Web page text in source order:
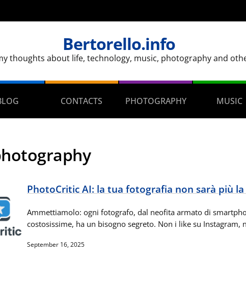
Bertorello.info
thoughts about life, technology, music, photography and
CONTACTS PHOTOGRAPHY MUSIC
PhotoCritic AI: la tua fotografia non sarà più la
Ammettiamolo: ogni fotografo, dal neofita armato di
costosissime, ha un bisogno segreto. Non i like su
September 16, 2025